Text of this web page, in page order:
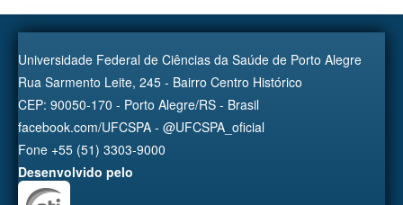
Universidade Federal de Ciências da Saúde de Porto Alegre
Rua Sarmento Leite, 245 - Bairro Centro Histórico
CEP: 90050-170 - Porto Alegre/RS - Brasil
facebook.com/UFCSPA - @UFCSPA_oficial
Fone +55 (51) 3303-9000
Desenvolvido pelo